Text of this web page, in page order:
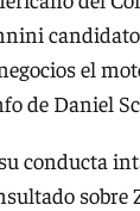
el
de Daniel
conducta
sobre